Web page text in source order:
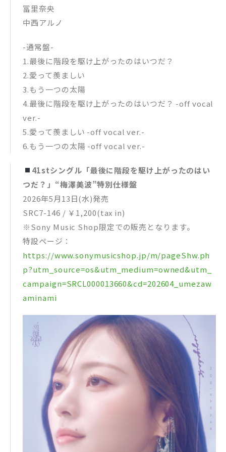
冨里奈央
中西アルノ
-通常盤-
1.最後に階段を駆け上がったのはいつだ？
2.愛って羨ましい
3.もう一つの太陽
4.最後に階段を駆け上がったのはいつだ？ -off vocal
ver.-
5.愛って羨ましい -off vocal ver.-
6.もう一つの太陽 -off vocal ver.-
41stシングル「最後に階段を駆け上がったのはい
つだ？」“梅澤美波”特別仕様盤
2026年5月13日(水)発売
SRC7-146 / ￥1,200(tax in)
※Sony Music Shop限定での販売となります。
特設ページ：
https://www.sonymusicshop.jp/m/pageShw.ph
p?utm_source=os&utm_medium=owned&utm_
campaign=SRCL000013660&cd=202604_umezaw
aminami